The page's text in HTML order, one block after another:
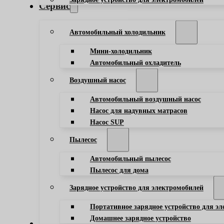
Сервис
Автомобильный холодильник
Мини-холодильник
Автомобильный охладитель
Воздушный насос
Автомобильный воздушный насос
Насос для надувных матрасов
Насос SUP
Пылесос
Автомобильный пылесос
Пылесос для дома
Зарядное устройство для электромобилей
Портативное зарядное устройство для
Домашнее зарядное устройство